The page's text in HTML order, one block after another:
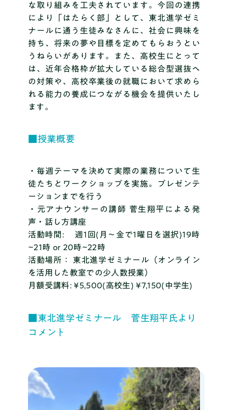
な取り組みを工夫されています。今回の連携
により「はたらく部」として、東北進学ゼミ
ナールに通う生徒みなさんに、社会に興味を
持ち、将来の夢や目標を定めてもらおうとい
うねらいがあります。また、高校生にとって
は、近年合格枠が拡大している総合型選抜へ
の対策や、高校卒業後の就職において求めら
れる能力の養成につながる機会を提供いたし
ます。
■授業概要
・毎週テーマを決めて実際の業務について生
徒たちとワークショップを実施。プレゼンテ
ーションまでを行う
・元アナウンサーの講師 菅生翔平による発
声・話し方講座
活動時間: 週1回(月～金で1曜日を選択)19時
~21時 or 20時~22時
活動場所： 東北進学ゼミナール（オンライン
を活用した教室での少人数授業）
月額受講料: ¥5,500(高校生) ¥7,150(中学生)
■東北進学ゼミナール 菅生翔平氏より
コメント